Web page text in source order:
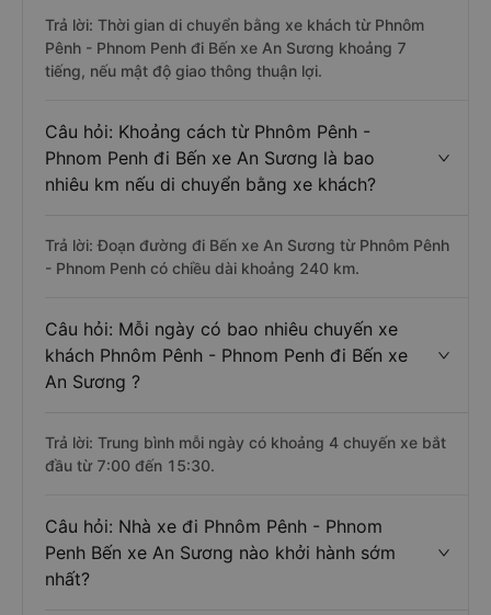
Trả lời: Thời gian di chuyển bằng xe khách từ Phnôm
Pênh - Phnom Penh đi Bến xe An Sương khoảng 7
tiếng, nếu mật độ giao thông thuận lợi.
Câu hỏi: Khoảng cách từ Phnôm Pênh -
Phnom Penh đi Bến xe An Sương là bao
nhiêu km nếu di chuyển bằng xe khách?
Trả lời: Đoạn đường đi Bến xe An Sương từ Phnôm Pênh
- Phnom Penh có chiều dài khoảng 240 km.
Câu hỏi: Mỗi ngày có bao nhiêu chuyến xe
khách Phnôm Pênh - Phnom Penh đi Bến xe
An Sương ?
Trả lời: Trung bình mỗi ngày có khoảng 4 chuyến xe bắt
đầu từ 7:00 đến 15:30.
Câu hỏi: Nhà xe đi Phnôm Pênh - Phnom
Penh Bến xe An Sương nào khởi hành sớm
nhất?